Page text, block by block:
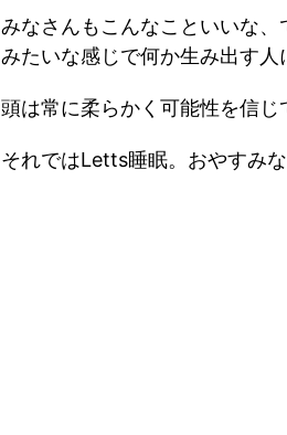
みなさんもこんなこといいな
みたいな感じで何か生み出す人
頭は常に柔らかく可能性を信じ
それではLetts睡眠。おやすみ